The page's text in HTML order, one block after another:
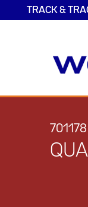
TRACK &
701178